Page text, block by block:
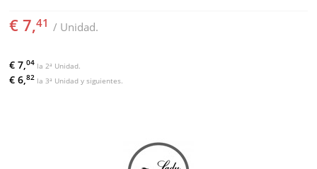
€ 7,41 / Unidad.
€ 7,04 la 2ª Unidad.
€ 6,82 la 3ª Unidad y siguientes.